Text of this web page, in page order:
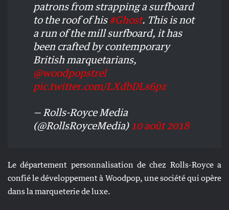
patrons from strapping a surfboard
to the roof of his #Ghost. This is not
a run of the mill surfboard, it has
been crafted by contemporary
British marquetarians,
@woodpopstrel
pic.twitter.com/LXdbDLs6pz
— Rolls-Royce Media
(@RollsRoyceMedia) 10 août 2018
Le département personnalisation de chez Rolls-Royce a
confié le développement à Woodpop, une société qui opère
dans la marqueterie de luxe.